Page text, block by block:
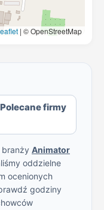
| © OpenStreetMap
firmy
Animator
oddzielne
ocenionych
godziny